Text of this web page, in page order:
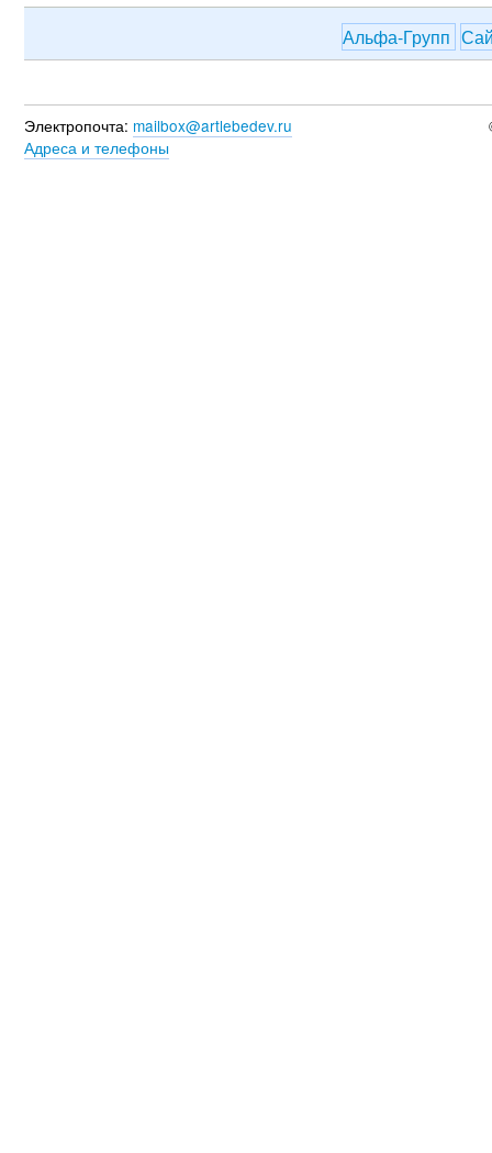
Альфа-Групп
Электропочта: mailbox@artlebedev.ru
Адреса и телефоны